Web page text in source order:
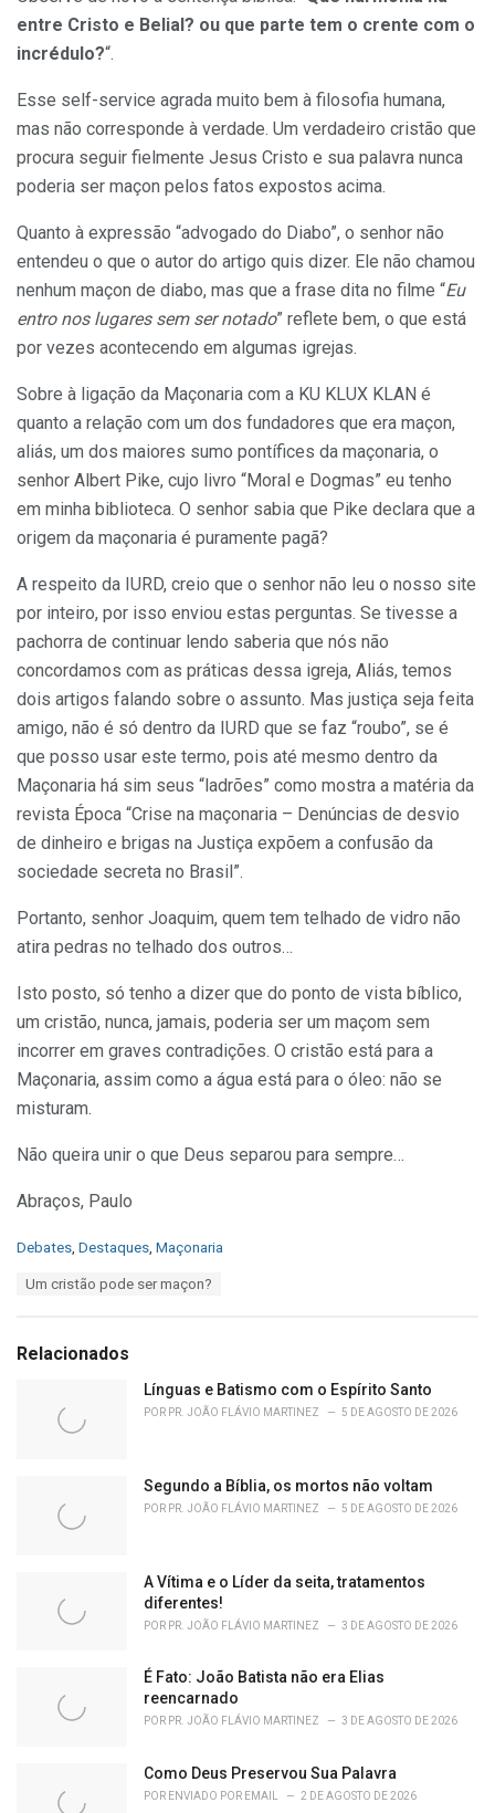
entre Cristo e Belial? ou que parte tem o crente com o
incrédulo?“.
Esse self-service agrada muito bem à filosofia humana,
mas não corresponde à verdade. Um verdadeiro cristão que
procura seguir fielmente Jesus Cristo e sua palavra nunca
poderia ser maçon pelos fatos expostos acima.
Quanto à expressão “advogado do Diabo”, o senhor não
entendeu o que o autor do artigo quis dizer. Ele não chamou
nenhum maçon de diabo, mas que a frase dita no filme “Eu
entro nos lugares sem ser notado” reflete bem, o que está
por vezes acontecendo em algumas igrejas.
Sobre à ligação da Maçonaria com a KU KLUX KLAN é
quanto a relação com um dos fundadores que era maçon,
aliás, um dos maiores sumo pontífices da maçonaria, o
senhor Albert Pike, cujo livro “Moral e Dogmas” eu tenho
em minha biblioteca. O senhor sabia que Pike declara que a
origem da maçonaria é puramente pagã?
A respeito da IURD, creio que o senhor não leu o nosso site
por inteiro, por isso enviou estas perguntas. Se tivesse a
pachorra de continuar lendo saberia que nós não
concordamos com as práticas dessa igreja, Aliás, temos
dois artigos falando sobre o assunto. Mas justiça seja feita
amigo, não é só dentro da IURD que se faz “roubo”, se é
que posso usar este termo, pois até mesmo dentro da
Maçonaria há sim seus “ladrões” como mostra a matéria da
revista Época “Crise na maçonaria – Denúncias de desvio
de dinheiro e brigas na Justiça expõem a confusão da
sociedade secreta no Brasil”.
Portanto, senhor Joaquim, quem tem telhado de vidro não
atira pedras no telhado dos outros…
Isto posto, só tenho a dizer que do ponto de vista bíblico,
um cristão, nunca, jamais, poderia ser um maçom sem
incorrer em graves contradições. O cristão está para a
Maçonaria, assim como a água está para o óleo: não se
misturam.
Não queira unir o que Deus separou para sempre…
Abraços, Paulo
C
o
r
Debates Destaques Maçonaria
:
Um cristão pode ser maçon?
Relacionados
Línguas e Batismo com o Espírito Santo
POR PR. JOÃO FLÁVIO MARTINEZ 5 DE AGOSTO DE 2026
Segundo a Bíblia, os mortos não voltam
POR PR. JOÃO FLÁVIO MARTINEZ 5 DE AGOSTO DE 2026
A Vítima e o Líder da seita, tratamentos
diferentes!
POR PR. JOÃO FLÁVIO MARTINEZ 3 DE AGOSTO DE 2026
É Fato: João Batista não era Elias
reencarnado
POR PR. JOÃO FLÁVIO MARTINEZ 3 DE AGOSTO DE 2026
Como Deus Preservou Sua Palavra
POR ENVIADO POR EMAIL 2 DE AGOSTO DE 2026